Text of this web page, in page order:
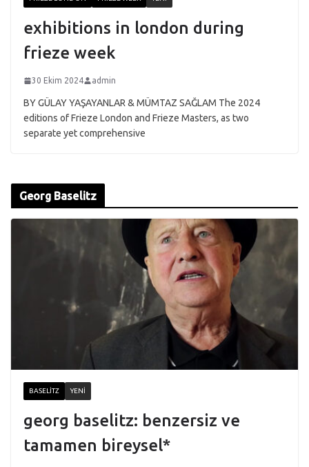
exhibitions in london during
frieze week
30 Ekim 2024 admin
BY GÜLAY YAŞAYANLAR & MÜMTAZ SAĞLAM The 2024
editions of Frieze London and Frieze Masters, as two
separate yet comprehensive
Georg Baselitz
BASELITZ YENI
georg baselitz: benzersiz ve
tamamen bireysel*